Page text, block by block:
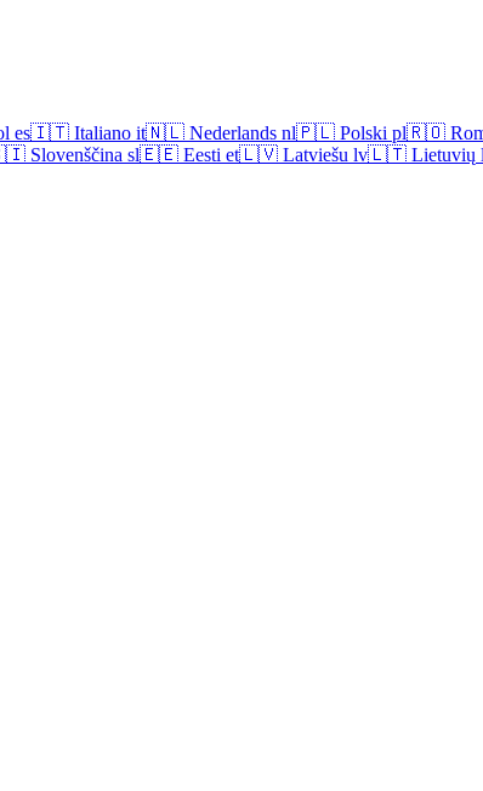
es🇮🇹 Italiano it🇳🇱 Nederlands nl🇵🇱 Polski pl🇷🇴
Slovenščina sl🇪🇪 Eesti et🇱🇻 Latviešu lv🇱🇹 Lietuvių